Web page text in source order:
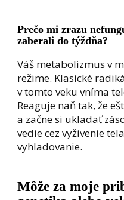
Prečo mi zrazu
zaberali do týždňa?
Váš metabolizmus v
režime. Klasické
v tomto veku vníma
Reaguje naň tak, že
a začne si ukladať
vedie cez vyživenie
vyhladovanie.
Môže za moje